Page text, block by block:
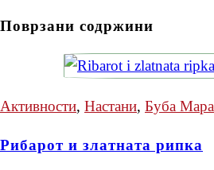
Поврзани содржини
Активности, Настани, Буба Мара
Рибарот и златната рипка